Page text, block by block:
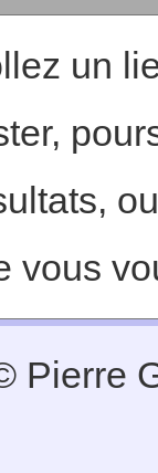
un
vous
Pierre